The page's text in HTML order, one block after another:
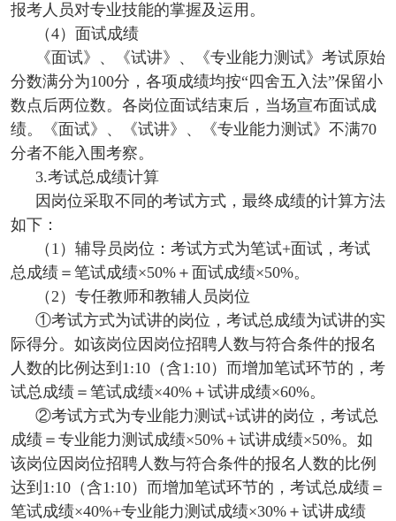
报考人员对专业技能的掌握及运用。
（4）面试成绩
《面试》、《试讲》、《专业能力测试》考试原始
分数满分为100分，各项成绩均按“四舍五入法”保留小
数点后两位数。各岗位面试结束后，当场宣布面试成
绩。《面试》、《试讲》、《专业能力测试》不满70
分者不能入围考察。
3.考试总成绩计算
因岗位采取不同的考试方式，最终成绩的计算方法
如下：
（1）辅导员岗位：考试方式为笔试+面试，考试
总成绩＝笔试成绩×50%＋面试成绩×50%。
（2）专任教师和教辅人员岗位
①考试方式为试讲的岗位，考试总成绩为试讲的实
际得分。如该岗位因岗位招聘人数与符合条件的报名
人数的比例达到1:10（含1:10）而增加笔试环节的，考
试总成绩＝笔试成绩×40%＋试讲成绩×60%。
②考试方式为专业能力测试+试讲的岗位，考试总
成绩＝专业能力测试成绩×50%＋试讲成绩×50%。如
该岗位因岗位招聘人数与符合条件的报名人数的比例
达到1:10（含1:10）而增加笔试环节的，考试总成绩＝
笔试成绩×40%+专业能力测试成绩×30%＋试讲成绩